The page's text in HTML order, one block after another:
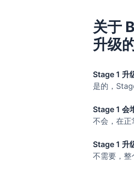
关于
升级
Stage 1 升
是的，
Stage 1 会
不会，在正
Stage 1 升
不需要，